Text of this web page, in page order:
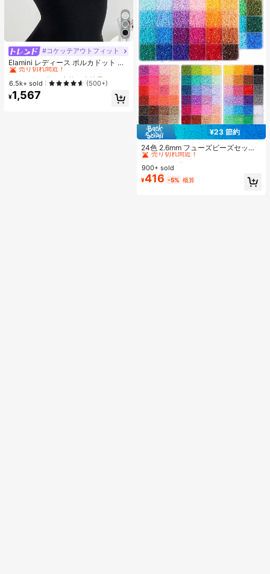
#コケッテアウトフィット
Elamini レディース ポルカドット パ
ッチワーク レーストリム 配色 ウエ
スト ショートスリーブ トップス 夏
用
#2 ベストセラー
夜遊び 女性用ブラウス
売り切れ間近！
#2 ベストセラー
売り切れ間近！
#2 ベストセラー
売り切れ間近！
#2 ベストセラー
6.5k+ sold (500+)
¥1,567
¥23 節約
24色 2.6mm フューズビーズセッ
ト、大人向けピクセルアートDIYパ
ズル、フューズビーズハンドメイド
ピクセルアートDIYパズル 3Dパズル
DIYアイロンビーズハンドメイドク
#2 ベストセラー
に ジュエリー製作セット
売り切れ間近！
#2 ベストセラー
売り切れ間近！
#2 ベストセラー
売り切れ間近！
#2 ベストセラー
900+ sold
¥416 -5% 概算